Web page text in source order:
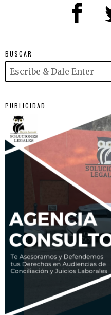
BUSCAR
PUBLICIDAD